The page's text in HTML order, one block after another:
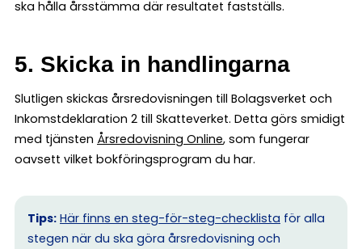
ska hålla årsstämma där resultatet fastställs.
5. Skicka in handlingarna
Slutligen skickas årsredovisningen till Bolagsverket och
Inkomstdeklaration 2 till Skatteverket. Detta görs smidigt
med tjänsten Årsredovisning Online, som fungerar
oavsett vilket bokföringsprogram du har.
Tips: Här finns en steg-för-steg-checklista för alla
stegen när du ska göra årsredovisning och